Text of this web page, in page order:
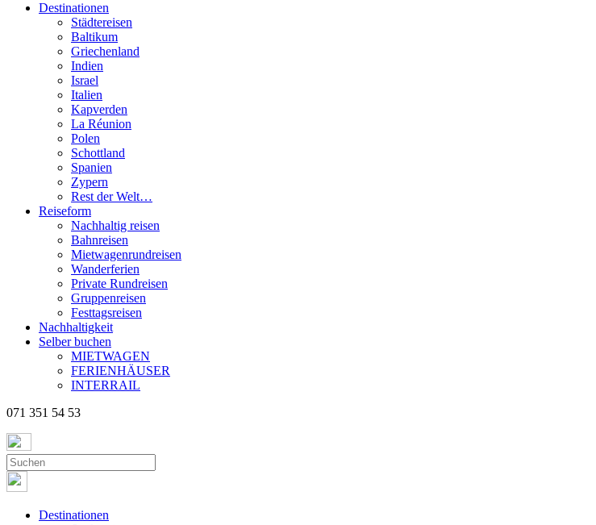
Destinationen
Städtereisen
Baltikum
Griechenland
Indien
Israel
Italien
Kapverden
La Réunion
Polen
Schottland
Spanien
Zypern
Rest der Welt…
Reiseform
Nachhaltig reisen
Bahnreisen
Mietwagenrundreisen
Wanderferien
Private Rundreisen
Gruppenreisen
Festtagsreisen
Nachhaltigkeit
Selber buchen
MIETWAGEN
FERIENHÄUSER
INTERRAIL
071 351 54 53
Destinationen